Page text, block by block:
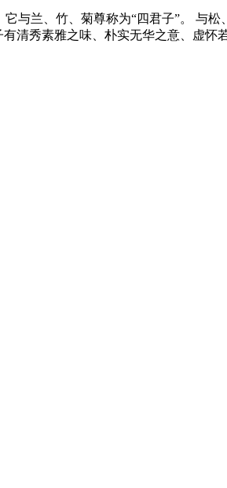
兰、竹、菊尊称为“四君子”。 与
清秀素雅之味、朴实无华之意、虚